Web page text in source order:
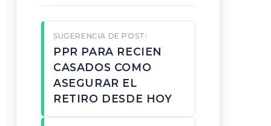
SUGERENCIA DE POST:
PPR PARA RECIEN
CASADOS COMO
ASEGURAR EL
RETIRO DESDE HOY